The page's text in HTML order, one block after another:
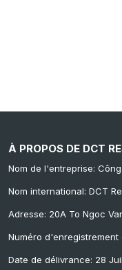
À PROPOS DE DCT
Nom de l'entreprise:
Nom international: DCT
Adresse: 20A To Ngoc
Numéro d'enregistrement
Date de délivrance: 28